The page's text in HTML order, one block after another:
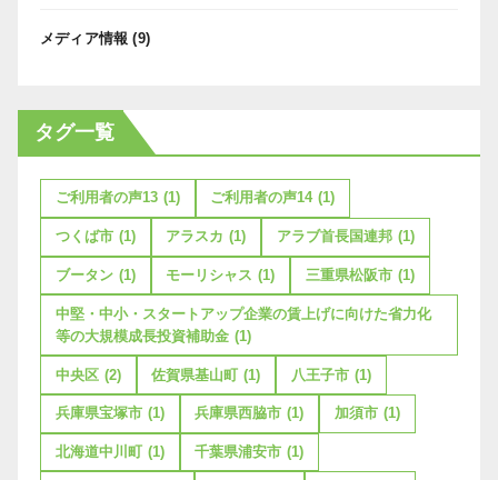
メディア情報 (9)
タグ一覧
ご利用者の声13 (1) ご利用者の声14 (1)
つくば市 (1) アラスカ (1) アラブ首長国連邦 (1)
ブータン (1) モーリシャス (1) 三重県松阪市 (1)
中堅・中小・スタートアップ企業の賃上げに向けた省力化
等の大規模成長投資補助金 (1)
中央区 (2) 佐賀県基山町 (1) 八王子市 (1)
兵庫県宝塚市 (1) 兵庫県西脇市 (1) 加須市 (1)
北海道中川町 (1) 千葉県浦安市 (1)